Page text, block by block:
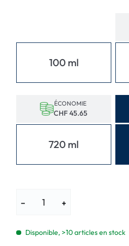
100 ml
ÉCONOMIE
CHF 45.65
720 ml
− +
Disponible, >10 articles en stock